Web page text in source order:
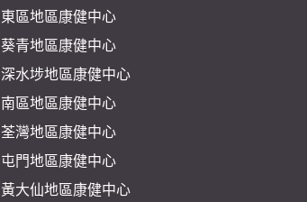
東區地區康健中心
葵青地區康健中心
深水埗地區康健中心
南區地區康健中心
荃灣地區康健中心
屯門地區康健中心
黃大仙地區康健中心